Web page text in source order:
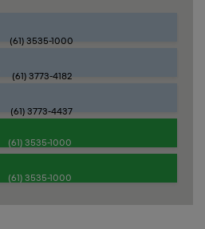
(61) 3535-1000
(61) 3773-4182
(61) 3773-4437
(61) 3535-1000
(61) 3535-1000